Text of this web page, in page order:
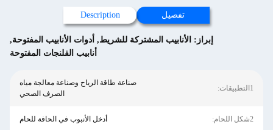
تفصيل Description
إبراز: الأنابيب المشتركة للشريط, أدوات الأنابيب المفتوحة,
أنابيب الفلنجات المفتوحة
1التطبيقات:
صناعة طاقة الرياح وصناعة معالجة مياه
الصرف الصحي
2شكل اللحام: أدخل الأنبوب في الحافة للحام